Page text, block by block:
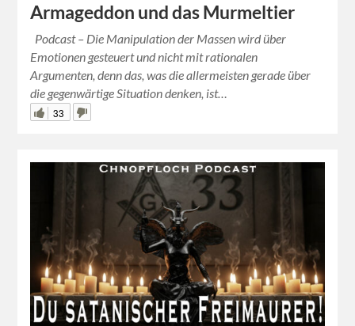
Armageddon und das Murmeltier
Podcast – Die Manipulation der Massen wird über
Emotionen gesteuert und nicht mit rationalen
Argumenten, denn das, was die allermeisten gerade über
die gegenwärtige Situation denken, ist…
33